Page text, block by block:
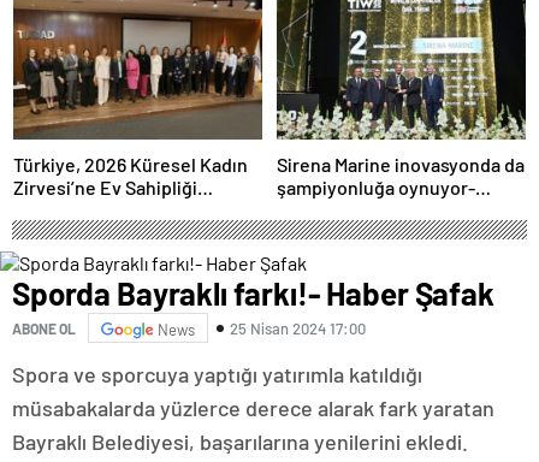
Türkiye, 2026 Küresel Kadın
Zirvesi’ne Ev Sahipliği
Sirena Marine inovasyonda da
şampiyonluğa oynuyor-
Sporda Bayraklı farkı!- Haber Şafak
ABONE OL News 25 Nisan 2024 17:00
Spora ve sporcuya yaptığı yatırımla katıldığı
müsabakalarda yüzlerce derece alarak fark yaratan
Bayraklı Belediyesi, başarılarına yenilerini ekledi.